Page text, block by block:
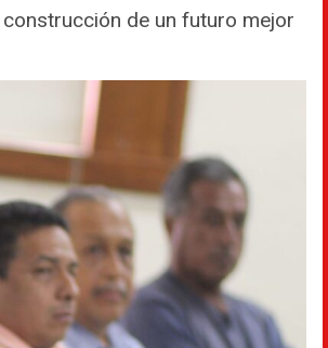
de un futuro mejor